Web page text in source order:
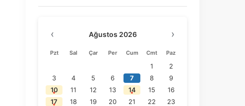
‹ Ağustos 2026 ›
Pzt Sal Çar Per Cum Cmt Paz
1
2
3
4 5 6 7 8
9
10
11 12 13 14 15
16
17
18 19 20 21 22
23